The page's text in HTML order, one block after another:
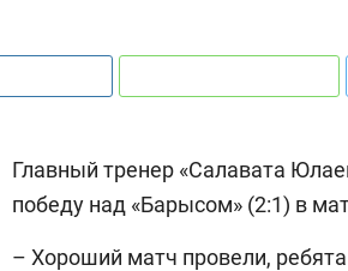
Главный тренер «Салавата
победу над «Барысом» (2:1) в
– Хороший матч провели,